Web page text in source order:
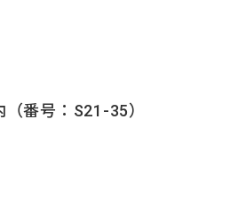
番号：S21-35）